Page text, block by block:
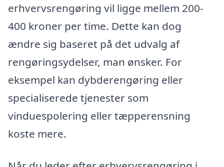
erhvervsrengøring vil ligge mellem 200-
400 kroner per time. Dette kan dog
ændre sig baseret på det udvalg af
rengøringsydelser, man ønsker. For
eksempel kan dybderengøring eller
specialiserede tjenester som
vinduespolering eller tæpperensning
koste mere.